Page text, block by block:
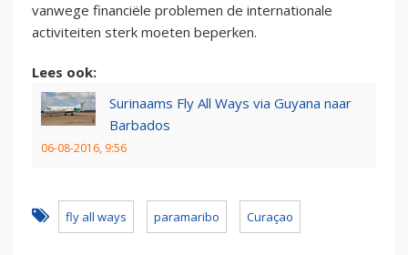
vanwege financiële problemen de internationale
activiteiten sterk moeten beperken.
Lees ook:
Surinaams Fly All Ways via Guyana naar
Barbados
06-08-2016, 9:56
fly all ways paramaribo Curaçao